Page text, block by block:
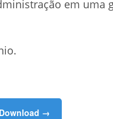
em uma
→